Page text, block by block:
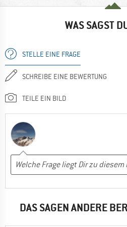
WAS SAGST
STELLE EINE FRAGE
SCHREIBE EINE BEWERTUNG
TEILE EIN BILD
DAS SAGEN ANDERE